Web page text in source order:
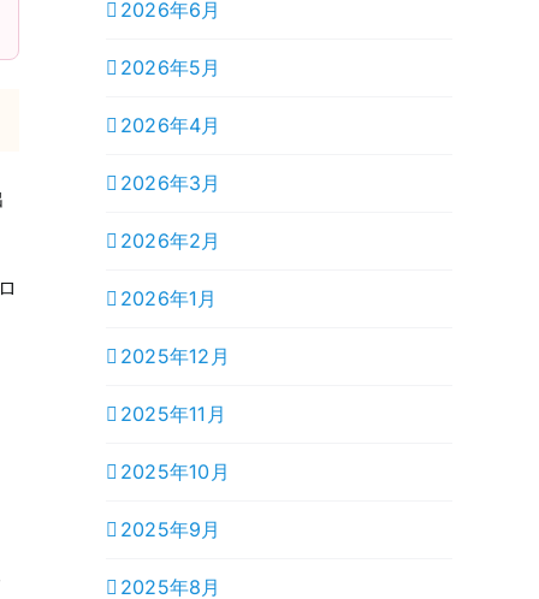
2026年6月
2026年5月
2026年4月
2026年3月
2026年2月
2026年1月
2025年12月
2025年11月
2025年10月
2025年9月
2025年8月